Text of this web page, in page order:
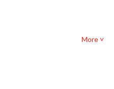
More ˅